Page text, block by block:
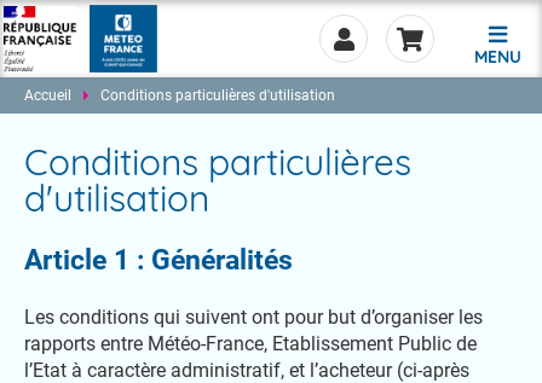
MENU
Accueil Conditions particulières d'utilisation
Conditions particulières
d'utilisation
Article 1 : Généralités
Les conditions qui suivent ont pour but d’organiser les
rapports entre Météo-France, Etablissement Public de
l’Etat à caractère administratif, et l’acheteur (ci-après